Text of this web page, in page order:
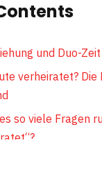
und Duo-
verheiratet? Die
so viele Fragen